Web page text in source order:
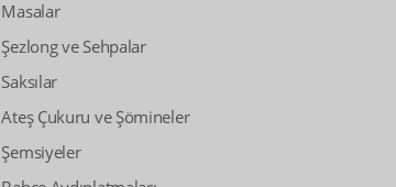
Masalar
Şezlong ve Sehpalar
Saksılar
Ateş Çukuru ve Şömineler
Şemsiyeler